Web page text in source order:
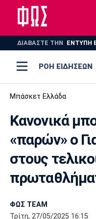
ΔΙΑΒΑΣΤΕ THN ΕΝΤΥΠΗ
ΡΟΗ ΕΙΔΗΣΕΩΝ
ΠΟΔΟΣΦΑΙΡΟ
ΠΟΛΟ
AUTO-MOTO
Ποδόσφαιρο
Super League 1
Super League 2
Γ Εθνική
Μπάσκετ
Ελλάδα
Εθνική
Ολυμπιακοί
Ολυμπιακός
Μπάσκετ Ελλάδα
Κανονικά
«παρών» ο
στους
ΦΩΣ TEAM
Τρίτη, 27/05/2025 16:15